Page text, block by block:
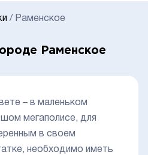
/ Раменское
Раменское
– в маленьком
мегаполисе, для
в своем
необходимо иметь